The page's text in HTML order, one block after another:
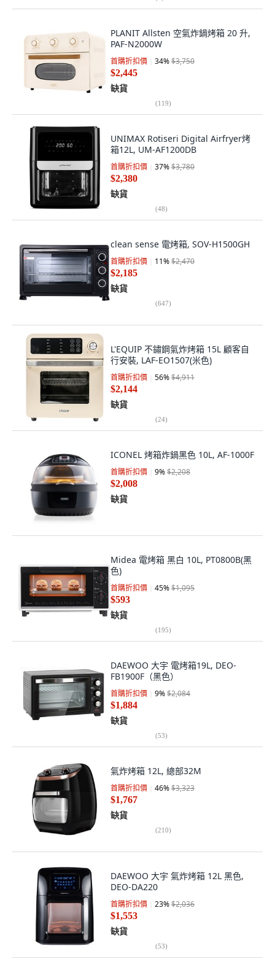
PLANIT Allsten 空氣炸鍋烤箱 20 升,
PAF-N2000W
首購折扣價 34%$3,750
$2,445
缺貨
(119)
UNIMAX Rotiseri Digital Airfryer烤
箱12L, UM-AF1200DB
首購折扣價 37%$3,780
$2,380
缺貨
(48)
clean sense 電烤箱, SOV-H1500GH
首購折扣價 11%$2,470
$2,185
缺貨
(647)
L'EQUIP 不鏽鋼氣炸烤箱 15L 顧客自
行安裝, LAF-EO1507(米色)
首購折扣價 56%$4,911
$2,144
缺貨
(24)
ICONEL 烤箱炸鍋黑色 10L, AF-1000F
首購折扣價 9%$2,208
$2,008
缺貨
Midea 電烤箱 黑白 10L, PT0800B(黑
色)
首購折扣價 45%$1,095
$593
缺貨
(195)
DAEWOO 大宇 電烤箱19L, DEO-
FB1900F（黑色）
首購折扣價 9%$2,084
$1,884
缺貨
(53)
氣炸烤箱 12L, 總部32M
首購折扣價 46%$3,323
$1,767
缺貨
(210)
DAEWOO 大宇 氣炸烤箱 12L 黑色,
DEO-DA220
首購折扣價 23%$2,036
$1,553
缺貨
(53)